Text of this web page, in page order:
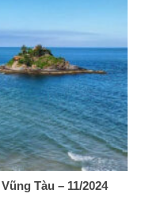
Tàu – 11/2024